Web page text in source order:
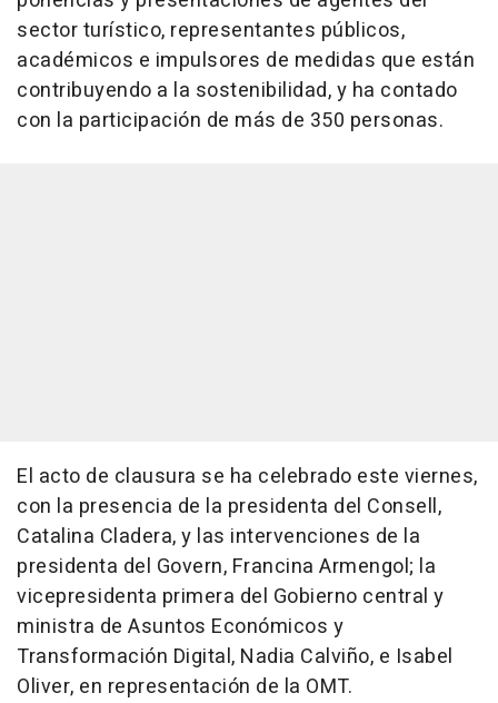
sector turístico, representantes públicos,
académicos e impulsores de medidas que están
contribuyendo a la sostenibilidad, y ha contado
con la participación de más de 350 personas.
El acto de clausura se ha celebrado este viernes,
con la presencia de la presidenta del Consell,
Catalina Cladera, y las intervenciones de la
presidenta del Govern, Francina Armengol; la
vicepresidenta primera del Gobierno central y
ministra de Asuntos Económicos y
Transformación Digital, Nadia Calviño, e Isabel
Oliver, en representación de la OMT.